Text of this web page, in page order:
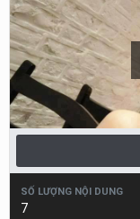
SỐ LƯỢNG NỘI DUNG
7